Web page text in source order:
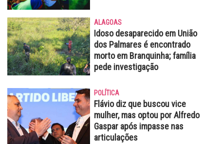
ALAGOAS
Idoso desaparecido em União
dos Palmares é encontrado
morto em Branquinha; família
pede investigação
POLÍTICA
Flávio diz que buscou vice
mulher, mas optou por Alfredo
Gaspar após impasse nas
articulações